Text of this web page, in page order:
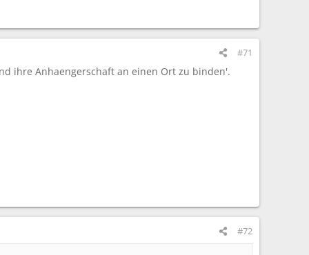
#71
ihre Anhaengerschaft an einen Ort zu binden'.
#72